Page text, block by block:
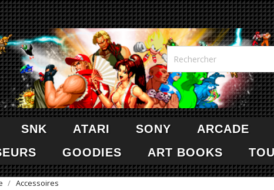
SNK ATARI SONY ARCADE
GOODIES ART BOOKS
Accessoires